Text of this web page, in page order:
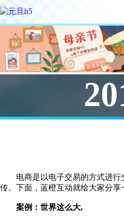
电商是以电子交易的方式进
传。下面，蓝橙互动就给大家分享
案例：世界这么大,